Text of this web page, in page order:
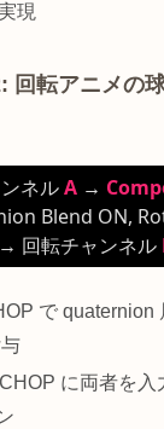
現
回転アニメの
ネル A →
Blend ON,
回転チャンネル
で quaternion
に両者を入